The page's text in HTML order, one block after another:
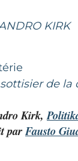
KIRK
de la
Kirk,
parFausto